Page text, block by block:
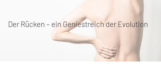
Der Rücken – ein Geniestreich der Evolution